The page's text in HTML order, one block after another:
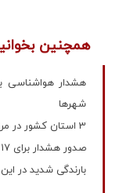
همچنین
شهرها
3 استان کشور در مرز هشدار قرار گرفت
صدور هشدار برای 17 استان کشور/ رگبار در راه است
بارندگی شدید در